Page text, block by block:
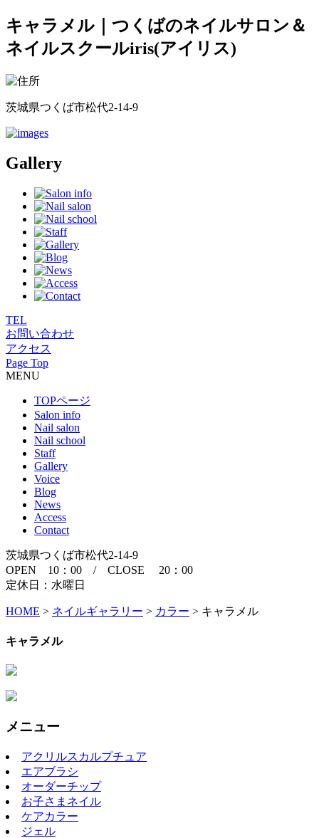
キャラメル｜つくばのネイルサロン＆
ネイルスクールiris(アイリス)
茨城県つくば市松代2-14-9
Gallery
TEL
お問い合わせ
アクセス
Page Top
MENU
TOPページ
Salon info
Nail salon
Nail school
Staff
Gallery
Voice
Blog
News
Access
Contact
茨城県つくば市松代2-14-9
OPEN 10：00 / CLOSE 20：00
定休日：水曜日
HOME > ネイルギャラリー > カラー > キャラメル
キャラメル
メニュー
アクリルスカルプチュア
エアブラシ
オーダーチップ
お子さまネイル
ケアカラー
ジェル